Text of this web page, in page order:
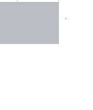
7,650